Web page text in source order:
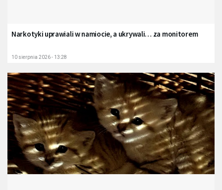
Narkotyki uprawiali w namiocie, a ukrywali… za monitorem
10 sierpnia 2026 - 13:28